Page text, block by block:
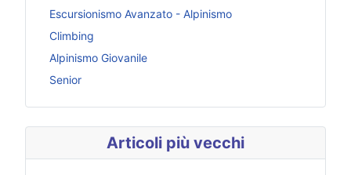
Escursionismo Avanzato - Alpinismo
Climbing
Alpinismo Giovanile
Senior
Articoli più vecchi